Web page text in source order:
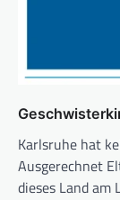
Karlsruhe hat
Ausgerechnet
dieses Land am